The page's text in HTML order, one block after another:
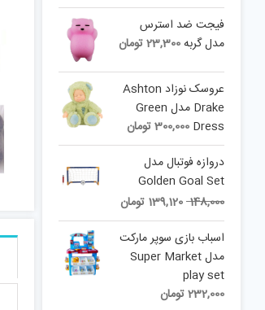
فیجت ضد استرس
مدل گربه23,300تومان
عروسک نوزاد Ashton
Drake مدل Green
Dress
300,000تومان
دروازه فوتبال مدل
Golden Goal Set
148,000
Original
price
was:
148,000 تومان.
139,120 تومان
price
is:
139,120 تومان.
اسباب بازی سوپر مارکت
مدل Super Market
play set
232,000تومان